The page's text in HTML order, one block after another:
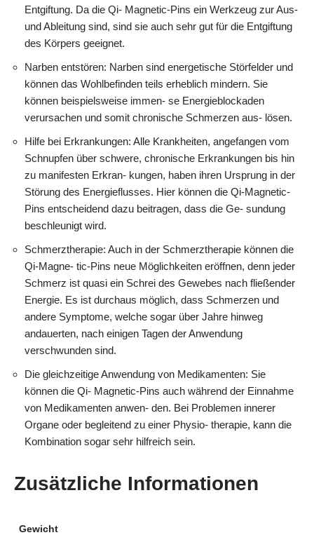
Entgiftung. Da die Qi- Magnetic-Pins ein Werkzeug zur Aus-
und Ableitung sind, sind sie auch sehr gut für die Entgiftung
des Körpers geeignet.
Narben entstören: Narben sind energetische Störfelder und
können das Wohlbefinden teils erheblich mindern. Sie
können beispielsweise immen- se Energieblockaden
verursachen und somit chronische Schmerzen aus- lösen.
Hilfe bei Erkrankungen: Alle Krankheiten, angefangen vom
Schnupfen über schwere, chronische Erkrankungen bis hin
zu manifesten Erkran- kungen, haben ihren Ursprung in der
Störung des Energieflusses. Hier können die Qi-Magnetic-
Pins entscheidend dazu beitragen, dass die Ge- sundung
beschleunigt wird.
Schmerztherapie: Auch in der Schmerztherapie können die
Qi-Magne- tic-Pins neue Möglichkeiten eröffnen, denn jeder
Schmerz ist quasi ein Schrei des Gewebes nach fließender
Energie. Es ist durchaus möglich, dass Schmerzen und
andere Symptome, welche sogar über Jahre hinweg
andauerten, nach einigen Tagen der Anwendung
verschwunden sind.
Die gleichzeitige Anwendung von Medikamenten: Sie
können die Qi- Magnetic-Pins auch während der Einnahme
von Medikamenten anwen- den. Bei Problemen innerer
Organe oder begleitend zu einer Physio- therapie, kann die
Kombination sogar sehr hilfreich sein.
Zusätzliche Informationen
Gewicht